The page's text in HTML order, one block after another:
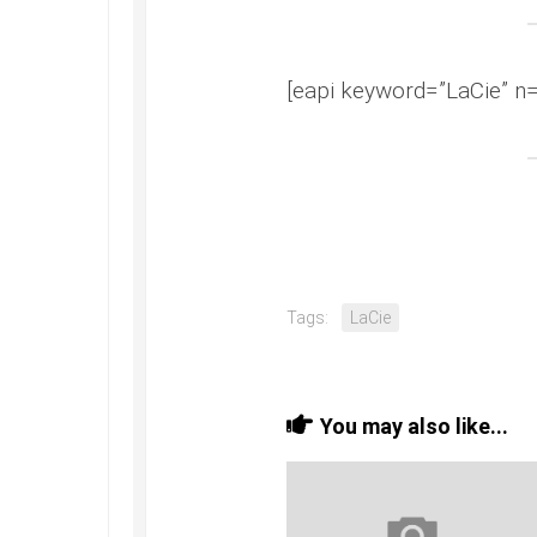
[eapi keyword=”LaCie”
Tags: LaCie
You may also like...